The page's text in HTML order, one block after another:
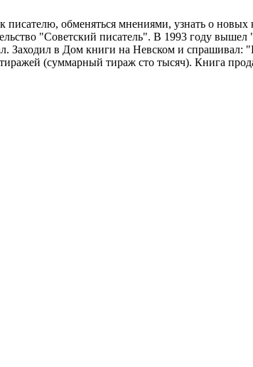
писателю, обменяться мнениями, узнать о
"Советский писатель". В 1993 году
Заходил в Дом книги на Невском и спрашивал:
(суммарный тираж сто тысяч). Книга